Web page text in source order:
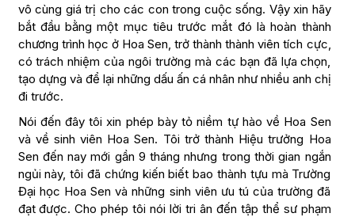
vô cùng giá trị cho các con trong cuộc sống. Vậy xin hãy
bắt đầu bằng một mục tiêu trước mắt đó là hoàn thành
chương trình học ở Hoa Sen, trở thành thành viên tích cực,
có trách nhiệm của ngôi trường mà các bạn đã lựa chọn,
tạo dựng và để lại những dấu ấn cá nhân như nhiều anh chị
đi trước.
Nói đến đây tôi xin phép bày tỏ niềm tự hào về Hoa Sen
và về sinh viên Hoa Sen. Tôi trở thành Hiệu trưởng Hoa
Sen đến nay mới gần 9 tháng nhưng trong thời gian ngắn
ngủi này, tôi đã chứng kiến biết bao thành tựu mà Trường
Đại học Hoa Sen và những sinh viên ưu tú của trường đã
đạt được. Cho phép tôi nói lời tri ân đến tập thể sư phạm